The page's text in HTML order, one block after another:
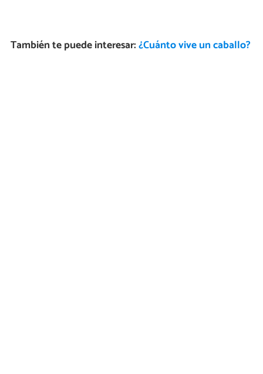
También te puede interesar:¿Cuánto vive un caballo?